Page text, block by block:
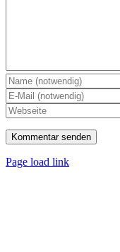
Page load link